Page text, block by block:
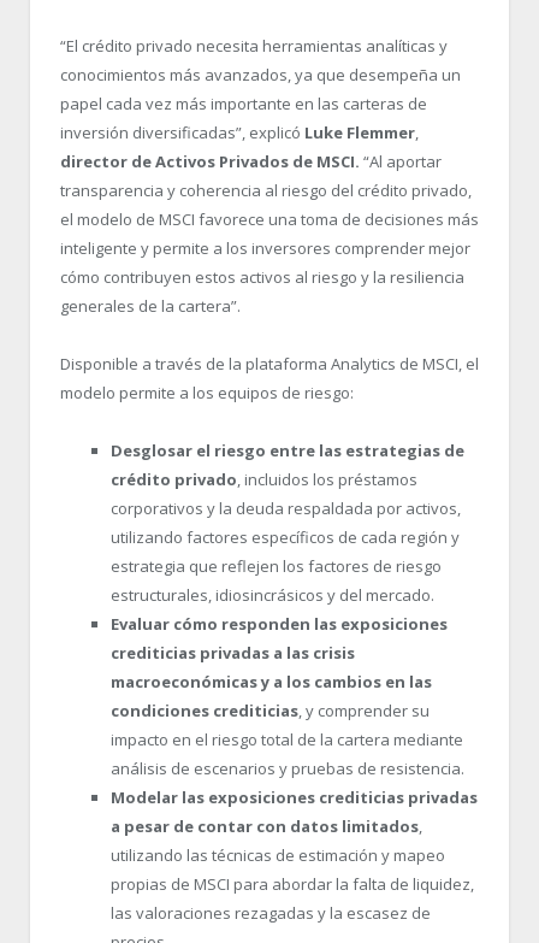
“El crédito privado necesita herramientas analíticas y
conocimientos más avanzados, ya que desempeña un
papel cada vez más importante en las carteras de
inversión diversificadas”, explicó Luke Flemmer,
director de Activos Privados de MSCI. “Al aportar
transparencia y coherencia al riesgo del crédito privado,
el modelo de MSCI favorece una toma de decisiones más
inteligente y permite a los inversores comprender mejor
cómo contribuyen estos activos al riesgo y la resiliencia
generales de la cartera”.
Disponible a través de la plataforma Analytics de MSCI, el
modelo permite a los equipos de riesgo:
Desglosar el riesgo entre las estrategias de
crédito privado, incluidos los préstamos
corporativos y la deuda respaldada por activos,
utilizando factores específicos de cada región y
estrategia que reflejen los factores de riesgo
estructurales, idiosincrásicos y del mercado.
Evaluar cómo responden las exposiciones
crediticias privadas a las crisis
macroeconómicas y a los cambios en las
condiciones crediticias, y comprender su
impacto en el riesgo total de la cartera mediante
análisis de escenarios y pruebas de resistencia.
Modelar las exposiciones crediticias privadas
a pesar de contar con datos limitados,
utilizando las técnicas de estimación y mapeo
propias de MSCI para abordar la falta de liquidez,
las valoraciones rezagadas y la escasez de